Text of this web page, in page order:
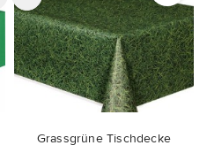
Grassgrüne Tischdecke